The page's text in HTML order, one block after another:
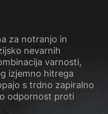
za notranjo in
nevarnih
varnosti,
izjemno hitrega
s trdno zapiralno
odpornost proti